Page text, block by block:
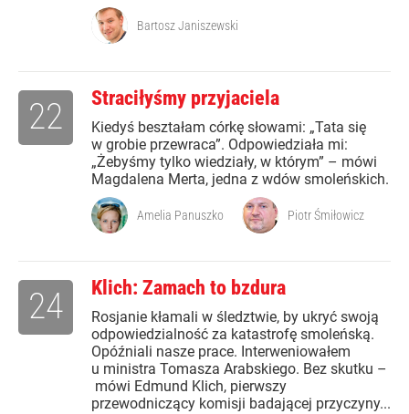
Bartosz Janiszewski
Straciłyśmy przyjaciela
Kiedyś beształam córkę słowami: „Tata się
w grobie przewraca”. Odpowiedziała mi:
„Żebyśmy tylko wiedziały, w którym” – mówi
Magdalena Merta, jedna z wdów smoleńskich.
22
Amelia Panuszko Piotr Śmiłowicz
Klich: Zamach to bzdura
Rosjanie kłamali w śledztwie, by ukryć swoją
odpowiedzialność za katastrofę smoleńską.
Opóźniali nasze prace. Interweniowałem
u ministra Tomasza Arabskiego. Bez skutku –
mówi Edmund Klich, pierwszy
przewodniczący komisji badającej przyczyny...
24